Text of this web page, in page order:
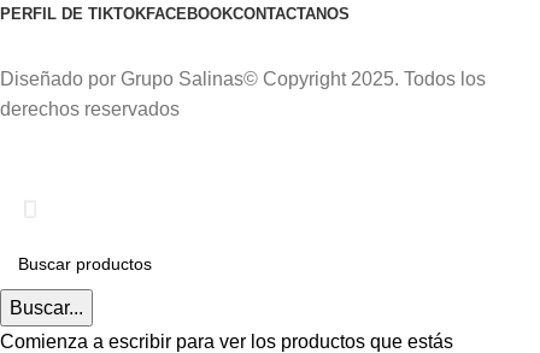
PERFIL DE TIKTOKFACEBOOKCONTACTANOS
Diseñado por Grupo Salinas© Copyright 2025. Todos los
derechos reservados
Buscar...
Comienza a escribir para ver los productos que estás
Delivery gratis a Todo el Cercado de Lima.